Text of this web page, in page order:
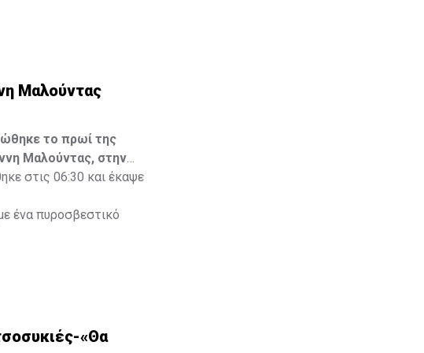
Μαλούντας
το πρωί της
Μαλούντας, στην
στις 06:30 και έκαψε
ένα πυροσβεστικό
«Θα